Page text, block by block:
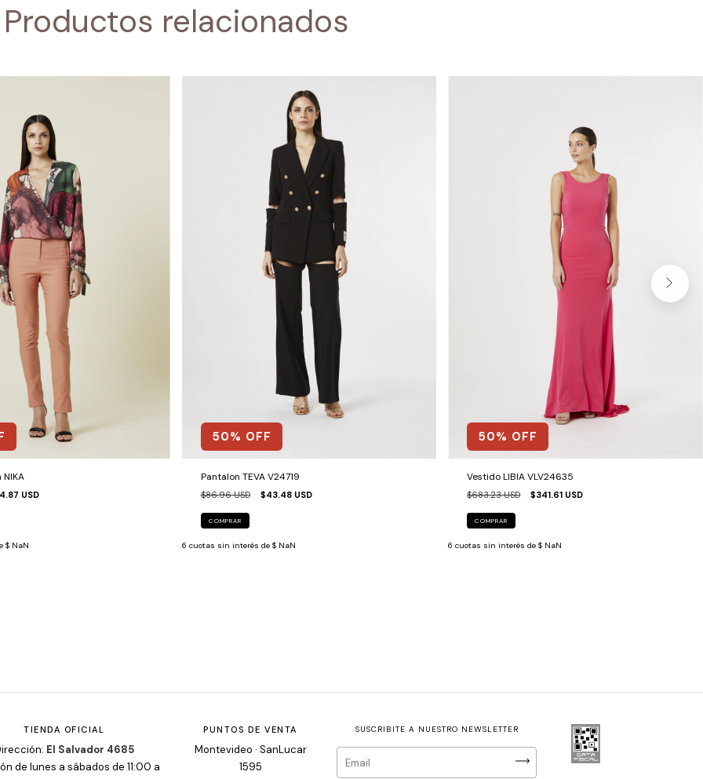
Productos relacionados
NIKA
USD
$ NaN
50% OFF
Pantalon TEVA V24719
$86.96 USD $43.48 USD
COMPRAR
6 cuotas sin interés de $ NaN
50% OFF
Vestido LIBIA VLV24635
$683.23 USD $341.61 USD
COMPRAR
6 cuotas sin interés de$ NaN
TIENDA OFICIAL
El Salvador 4685
de lunes a sábados de 11:00 a
PUNTOS DE VENTA
Montevideo · SanLucar
1595
SUSCRIBITE A NUESTRO NEWSLETTER